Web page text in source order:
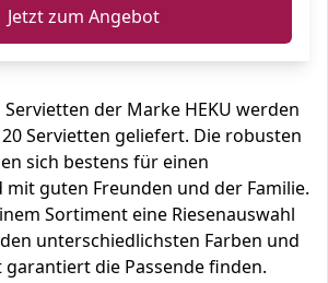
Jetzt zum Angebot
der Marke HEKU werden
Servietten geliefert. Die robusten
sich bestens für einen
mit guten Freunden und der Familie.
Sortiment eine Riesenauswahl
unterschiedlichsten Farben und
garantiert die Passende finden.